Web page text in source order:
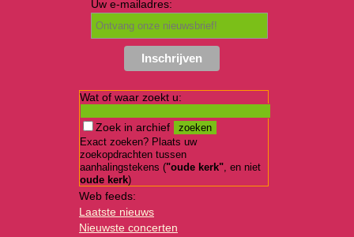
Uw e-mailadres:
Wat of waar zoekt u:
Zoek in archief
Exact zoeken? Plaats uw
zoekopdrachten tussen
aanhalingstekens ("oude kerk", en niet
oude kerk)
Web feeds:
Laatste nieuws
Nieuwste concerten